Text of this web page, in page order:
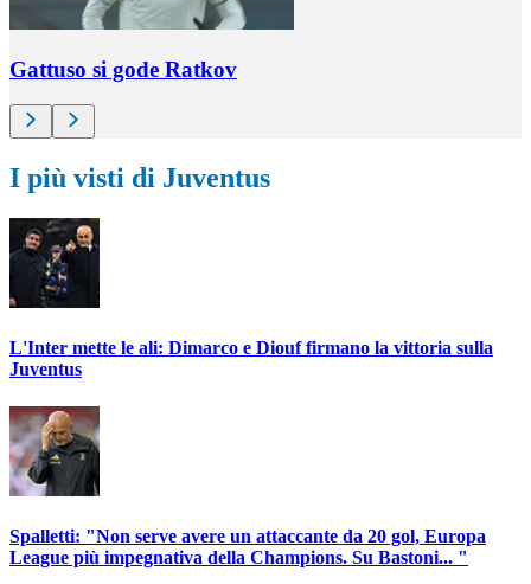
Gattuso si gode Ratkov
I più visti di Juventus
L'Inter mette le ali: Dimarco e Diouf firmano la vittoria sulla
Juventus
Spalletti: "Non serve avere un attaccante da 20 gol, Europa
League più impegnativa della Champions. Su Bastoni... "